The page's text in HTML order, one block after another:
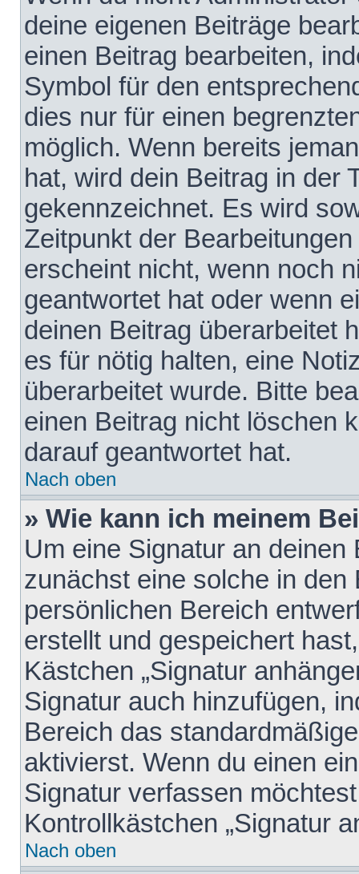
deine eigenen Beiträge
einen Beitrag bearbeiten,
Symbol für den
dies nur für einen
möglich. Wenn bereits
hat, wird dein Beitrag in der
gekennzeichnet. Es wird
Zeitpunkt der
erscheint nicht, wenn noch
geantwortet hat oder wenn
deinen Beitrag überarbeitet
es für nötig halten, eine
überarbeitet wurde. Bitte
einen Beitrag nicht löschen
darauf geantwortet hat.
Nach oben
» Wie kann ich meinem
Um eine Signatur an
zunächst eine solche in den
persönlichen Bereich
erstellt und gespeichert
Kästchen „Signatur
Signatur auch hinzufügen,
Bereich das
aktivierst. Wenn du einen
Signatur verfassen
Kontrollkästchen „Signatur
Nach oben